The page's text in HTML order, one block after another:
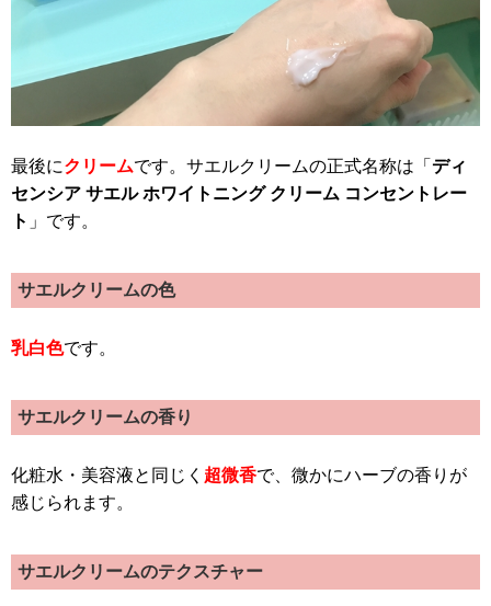
最後にクリームです。サエルクリームの正式名称は「 ディ
センシア サエル ホワイトニング クリーム コンセントレー
ト 」です。
サエルクリームの色
乳白色です。
サエルクリームの香り
化粧水・美容液と同じく 超微香で、微かにハーブの香りが
感じられます。
サエルクリームのテクスチャー